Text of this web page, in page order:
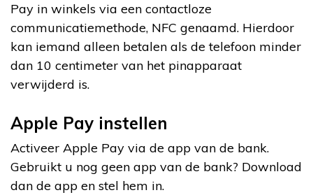
Pay in winkels via een contactloze
communicatiemethode, NFC genaamd. Hierdoor
kan iemand alleen betalen als de telefoon minder
dan 10 centimeter van het pinapparaat
verwijderd is.
Apple Pay instellen
Activeer Apple Pay via de app van de bank.
Gebruikt u nog geen app van de bank? Download
dan de app en stel hem in.